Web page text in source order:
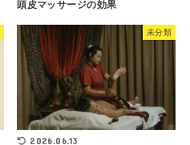
頭皮マッサージの効果
未分類
2026.06.13